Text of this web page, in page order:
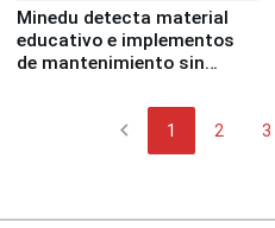
Minedu detecta material
educativo e implementos
de mantenimiento sin
chevron_left 1 2 3